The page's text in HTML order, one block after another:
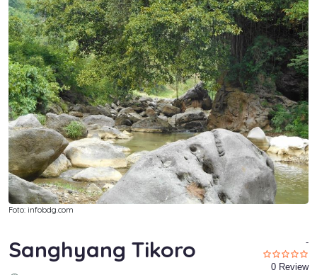
Foto: infobdg.com
Sanghyang Tikoro -
0 Review